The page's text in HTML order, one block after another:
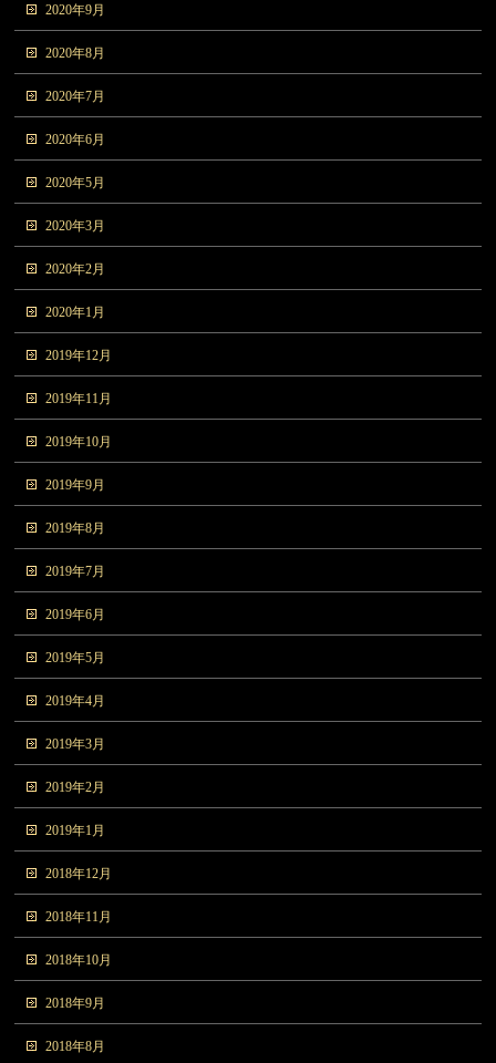
2020年9月
2020年8月
2020年7月
2020年6月
2020年5月
2020年3月
2020年2月
2020年1月
2019年12月
2019年11月
2019年10月
2019年9月
2019年8月
2019年7月
2019年6月
2019年5月
2019年4月
2019年3月
2019年2月
2019年1月
2018年12月
2018年11月
2018年10月
2018年9月
2018年8月